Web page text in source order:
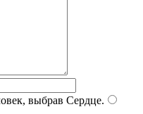
выбрав Сердце.